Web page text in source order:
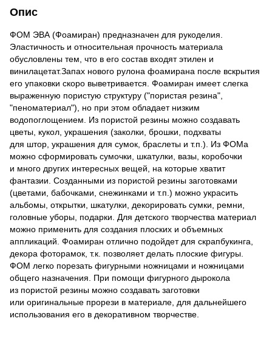
Опис
ФОМ ЭВА (Фоамиран) предназначен для рукоделия.
Эластичность и относительная прочность материала
обусловлены тем, что в его состав входят этилен и
винилацетат.Запах нового рулона фоамирана после вскрытия
его упаковки скоро выветривается. Фоамиран имеет слегка
выраженную пористую структуру ("пористая резина",
"пеноматериал"), но при этом обладает низким
водопоглощением. Из пористой резины можно создавать
цветы, кукол, украшения (заколки, брошки, подхваты
для штор, украшения для сумок, браслеты и т.п.). Из ФОМа
можно сформировать сумочки, шкатулки, вазы, коробочки
и много других интересных вещей, на которые хватит
фантазии. Созданными из пористой резины заготовками
(цветами, бабочками, снежинками и т.п.) можно украсить
альбомы, открытки, шкатулки, декорировать сумки, ремни,
головные уборы, подарки. Для детского творчества материал
можно применить для создания плоских и объемных
аппликаций. Фоамиран отлично подойдет для скрапбукинга,
декора фоторамок, т.к. позволяет делать плоские фигуры.
ФОМ легко порезать фигурными ножницами и ножницами
общего назначения. При помощи фигурного дырокола
из пористой резины можно создавать заготовки
или оригинальные прорези в материале, для дальнейшего
использования его в декоративном творчестве.